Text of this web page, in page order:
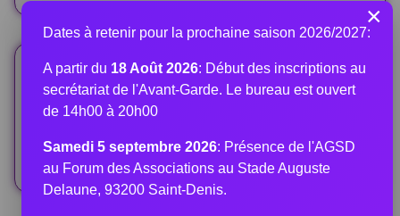
Professeur(s)
Anne laure TITIE
×
Dates à retenir pour la prochaine saison 2026/2027:
A partir du 18 Août 2026: Début des inscriptions au
secrétariat de l'Avant-Garde. Le bureau est ouvert
de 14h00 à 20h00
Samedi 5 septembre 2026: Présence de l'AGSD
au Forum des Associations au Stade Auguste
Delaune, 93200 Saint-Denis.